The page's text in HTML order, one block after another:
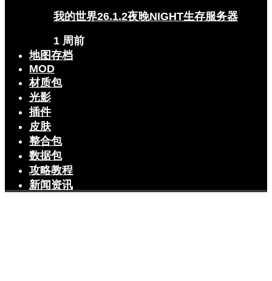
我的世界26.1.2夜晚NIGHT生存服务器
1 周前
地图存档
MOD
材质包
光影
插件
皮肤
整合包
数据包
攻略教程
新闻资讯